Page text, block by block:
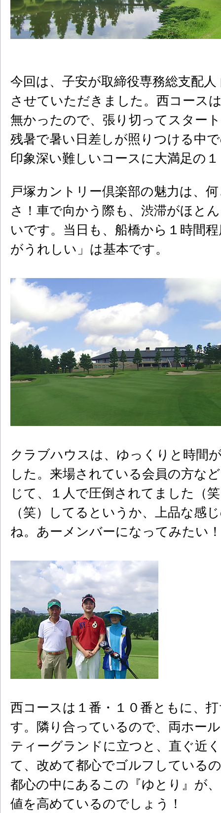
今回は、子安が取締役専務総支配
させていただきました。西コース
無かったので、張り切ってスター
残暑で暑い日差しが照りつける中
印象深い難しいコースに大満足の
戸塚カントリー倶楽部の魅力は、
さ！車で向かう際も、渋滞がほと
いです。当日も、船橋から１時間
がうれしい」は基本です。
クラブハウスは、ゆっくりと時間
した。来場されている会員の方な
じて、１人で圧倒されてました（
（笑）してるというか、上品な感
ね。あーメンバーになってみたい
西コースは１番・１０番ともに、
す。隣り合っているので、両ホー
ティーグランドに立つと、直ぐ近
て、改めて都心でゴルフしている
都心の中にあるこの『ゆとり』が
値を高めているのでしょう！